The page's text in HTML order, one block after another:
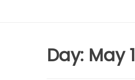
Day: May